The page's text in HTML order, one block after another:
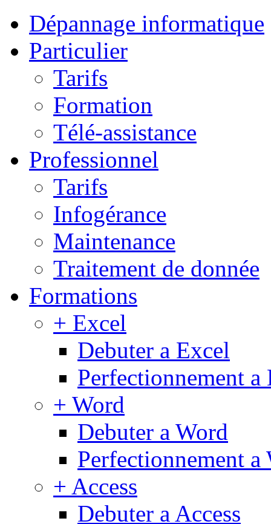
Dépannage informatique
Particulier
Tarifs
Formation
Télé-assistance
Professionnel
Tarifs
Infogérance
Maintenance
Traitement de donnée
Formations
+ Excel
Debuter a Excel
Perfectionnement a
+ Word
Debuter a Word
Perfectionnement a
+ Access
Debuter a Access